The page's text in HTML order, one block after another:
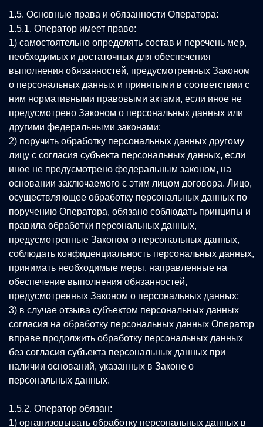
1.5. Основные права и обязанности Оператора:
1.5.1. Оператор имеет право:
1) самостоятельно определять состав и перечень мер,
необходимых и достаточных для обеспечения
выполнения обязанностей, предусмотренных Законом
о персональных данных и принятыми в соответствии с
ним нормативными правовыми актами, если иное не
предусмотрено Законом о персональных данных или
другими федеральными законами;
2) поручить обработку персональных данных другому
лицу с согласия субъекта персональных данных, если
иное не предусмотрено федеральным законом, на
основании заключаемого с этим лицом договора. Лицо,
осуществляющее обработку персональных данных по
поручению Оператора, обязано соблюдать принципы и
правила обработки персональных данных,
предусмотренные Законом о персональных данных,
соблюдать конфиденциальность персональных данных,
принимать необходимые меры, направленные на
обеспечение выполнения обязанностей,
предусмотренных Законом о персональных данных;
3) в случае отзыва субъектом персональных данных
согласия на обработку персональных данных Оператор
вправе продолжить обработку персональных данных
без согласия субъекта персональных данных при
наличии оснований, указанных в Законе о
персональных данных.
1.5.2. Оператор обязан:
1) организовывать обработку персональных данных в